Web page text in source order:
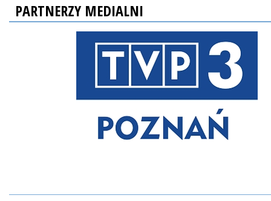
PARTNERZY MEDIALNI